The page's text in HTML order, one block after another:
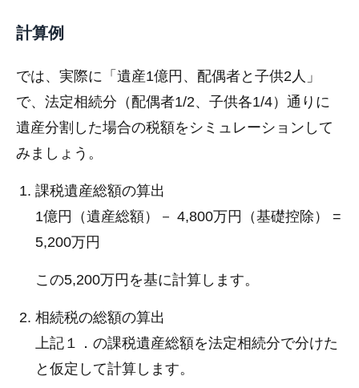
計算例
では、実際に「遺産1億円、配偶者と子供2人」
で、法定相続分（配偶者1/2、子供各1/4）通りに
遺産分割した場合の税額をシミュレーションして
みましょう。
課税遺産総額の算出
1億円（遺産総額）－ 4,800万円（基礎控除） =
5,200万円
この5,200万円を基に計算します。
相続税の総額の算出
上記１．の課税遺産総額を法定相続分で分けた
と仮定して計算します。